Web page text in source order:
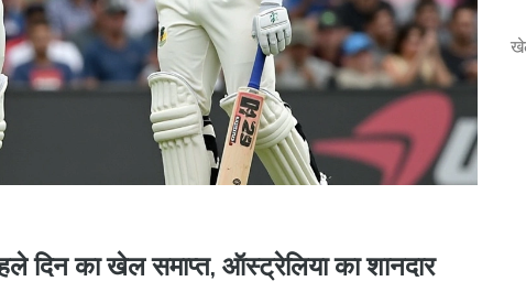
दिन का खेल समाप्त, ऑस्ट्रेलिया का शानदार